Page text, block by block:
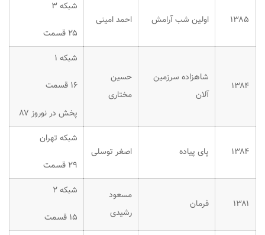
۱۳۸۵ اولین شب آرامش احمد امینی
شبکه ۳
۲۵ قسمت
۱۳۸۴
شاهزاده سرزمین
آلان
حسین
مختاری
شبکه ۱
۱۶ قسمت
پخش در نوروز ۸۷
۱۳۸۴ پای پیاده اصغر توسلی
شبکه تهران
۲۹ قسمت
۱۳۸۱ فرمان
مسعود
رشیدی
شبکه ۲
۱۵ قسمت